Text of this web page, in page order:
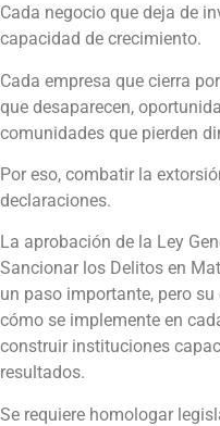
Cada negocio que deja de
capacidad de crecimiento.
Cada empresa que cierra
que desaparecen,
comunidades que pierden
Por eso, combatir la
declaraciones.
La aprobación de la Ley
Sancionar los Delitos en
un paso importante, pero
cómo se implemente en
construir instituciones
resultados.
Se requiere homologar